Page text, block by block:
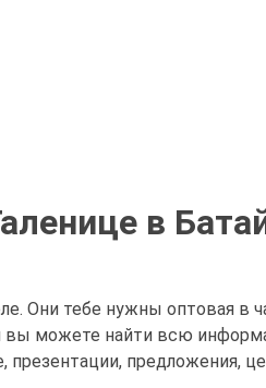
в
Они тебе нужны оптовая в
вы можете найти всю
презентации, предложения,